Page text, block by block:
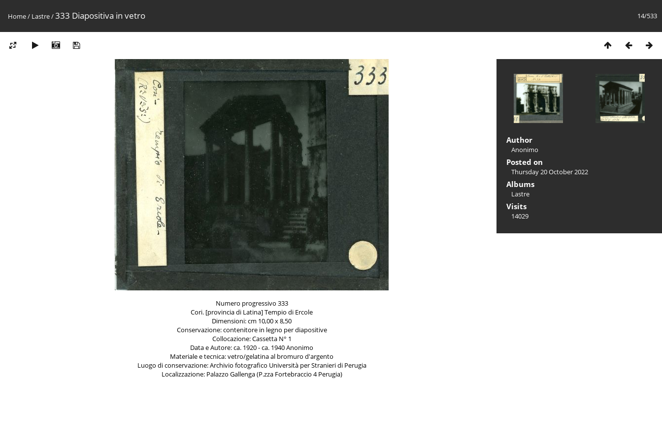
14/533
Home/ Lastre/333 Diapositiva in vetro
Numero progressivo 333
Cori. [provincia di Latina] Tempio di Ercole
Dimensioni: cm 10,00 x 8,50
Conservazione: contenitore in legno per diapositive
Collocazione: Cassetta N° 1
Data e Autore: ca. 1920 - ca. 1940 Anonimo
Materiale e tecnica: vetro/gelatina al bromuro d'argento
Luogo di conservazione: Archivio fotografico Università per Stranieri di Perugia
Localizzazione: Palazzo Gallenga (P.zza Fortebraccio 4 Perugia)
Author
Anonimo
Posted on
Thursday 20 October 2022
Albums
Lastre
Visits
14029